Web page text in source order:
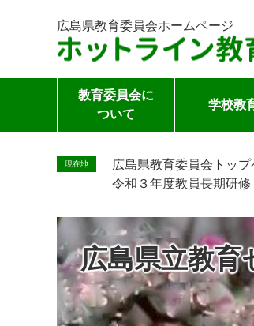
広島県教育委員会ホームページ
教育委員会に
ついて
学校教
現在地 広島県教育委員会トップ
令和３年度教員長期研修
広島県立教育